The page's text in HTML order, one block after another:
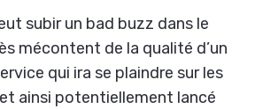
subir un bad buzz dans le
mécontent de la qualité d’un
qui ira se plaindre sur les
ainsi potentiellement lancé